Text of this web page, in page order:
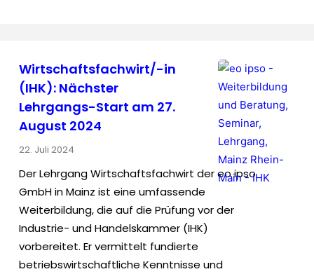
Wirtschaftsfachwirt/-in
(IHK): Nächster
Lehrgangs-Start am 27.
August 2024
22. Juli 2024
Der Lehrgang Wirtschaftsfachwirt der eo ipso
GmbH in Mainz ist eine umfassende
Weiterbildung, die auf die Prüfung vor der
Industrie- und Handelskammer (IHK)
vorbereitet. Er vermittelt fundierte
betriebswirtschaftliche Kenntnisse und